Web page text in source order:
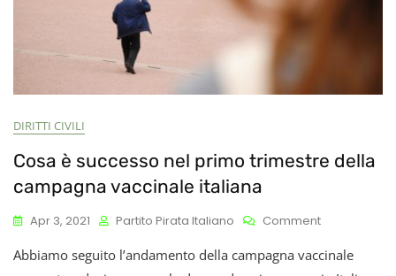
DIRITTI CIVILI
Cosa è successo nel primo trimestre della
campagna vaccinale italiana
Apr 3, 2021 Partito Pirata Italiano CommentOn
È
Abbiamo seguito l’andamento della campagna vaccinale